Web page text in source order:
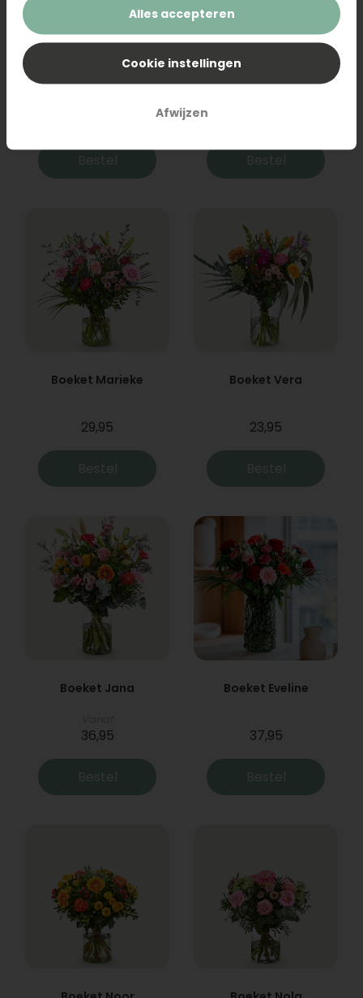
Boeket Raya
Bestel
Sanseveria
Bestel
Boeket Marieke
29,95
Bestel
Boeket Vera
23,95
Bestel
Boeket Jana
36,95
Bestel
Boeket Eveline
37,95
Bestel
Alles accepteren
Cookie instellingen
Afwijzen